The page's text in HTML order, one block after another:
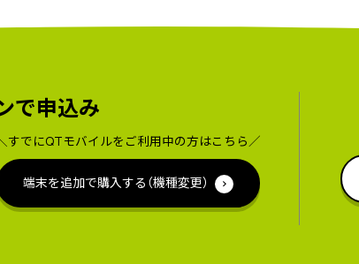
で申込み
すでにQTモバイルをご利用中の方はこちら／
端末を追加で購入する（機種変更）